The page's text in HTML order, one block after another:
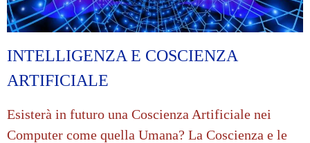
INTELLIGENZA E COSCIENZA
ARTIFICIALE
Esisterà in futuro una Coscienza Artificiale nei
Computer come quella Umana? La Coscienza e le